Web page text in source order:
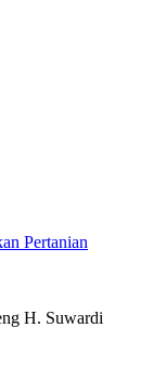
Pertanian
H. Suwardi